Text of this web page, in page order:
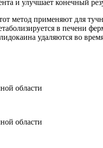
и улучшает конечный
метод применяют для
в печени
удаляются во
области
области